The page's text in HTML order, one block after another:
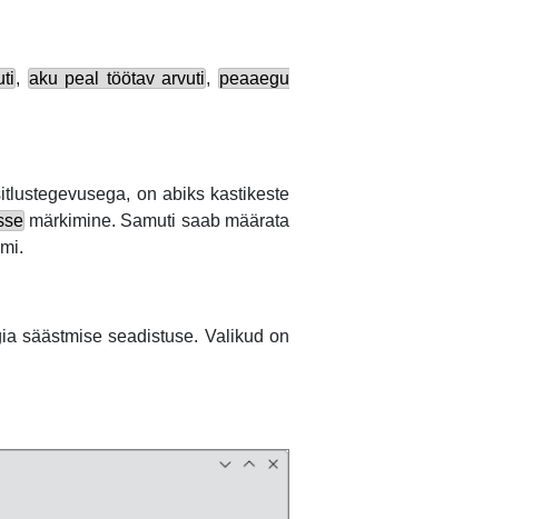
, aku peal töötav arvuti, peaaegu
on abiks kastikeste
märkimine. Samuti saab määrata
säästmise seadistuse. Valikud on